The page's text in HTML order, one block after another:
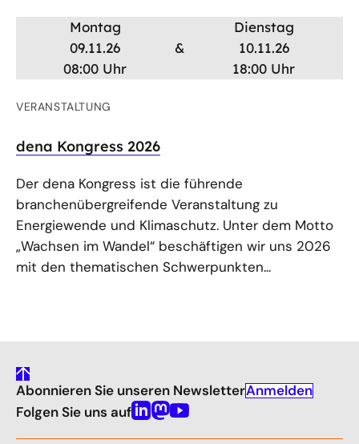
Montag
09.11.26
08:00 Uhr
&
Dienstag
10.11.26
18:00 Uhr
VERANSTALTUNG
dena Kongress 2026
Der dena Kongress ist die führende
branchenübergreifende Veranstaltung zu
Energiewende und Klimaschutz. Unter dem Motto
„Wachsen im Wandel“ beschäftigen wir uns 2026
mit den thematischen Schwerpunkten...
gehe
nach
oben
Abonnieren Sie unseren NewsletterAnmelden
Folgen Sie uns aufLinkedin
Mastodon
Youtube